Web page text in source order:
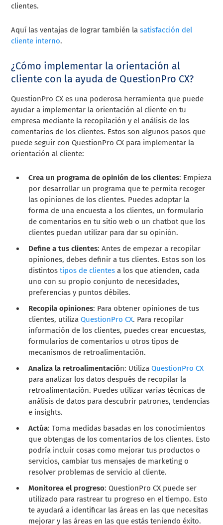
clientes.
Aquí las ventajas de lograr también lasatisfacción del
cliente interno.
¿Cómo implementar la orientación al
cliente con la ayuda de QuestionPro CX?
QuestionPro CX es una poderosa herramienta que puede
ayudar a implementar la orientación al cliente en tu
empresa mediante la recopilación y el análisis de los
comentarios de los clientes. Estos son algunos pasos que
puede seguir con QuestionPro CX para implementar la
orientación al cliente:
Crea un programa de opinión de los clientes: Empieza
por desarrollar un programa que te permita recoger
las opiniones de los clientes. Puedes adoptar la
forma de una encuesta a los clientes, un formulario
de comentarios en tu sitio web o un chatbot que los
clientes puedan utilizar para dar su opinión.
Define a tus clientes: Antes de empezar a recopilar
opiniones, debes definir a tus clientes. Estos son los
distintostipos de clientes a los que atienden, cada
uno con su propio conjunto de necesidades,
preferencias y puntos débiles.
Recopila opiniones: Para obtener opiniones de tus
clientes, utilizaQuestionPro CX. Para recopilar
información de los clientes, puedes crear encuestas,
formularios de comentarios u otros tipos de
mecanismos de retroalimentación.
Analiza la retroalimentación: UtilizaQuestionPro CX
para analizar los datos después de recopilar la
retroalimentación. Puedes utilizar varias técnicas de
análisis de datos para descubrir patrones, tendencias
e insights.
Actúa: Toma medidas basadas en los conocimientos
que obtengas de los comentarios de los clientes. Esto
podría incluir cosas como mejorar tus productos o
servicios, cambiar tus mensajes de marketing o
resolver problemas de servicio al cliente.
Monitorea el progreso: QuestionPro CX puede ser
utilizado para rastrear tu progreso en el tiempo. Esto
te ayudará a identificar las áreas en las que necesitas
mejorar y las áreas en las que estás teniendo éxito.